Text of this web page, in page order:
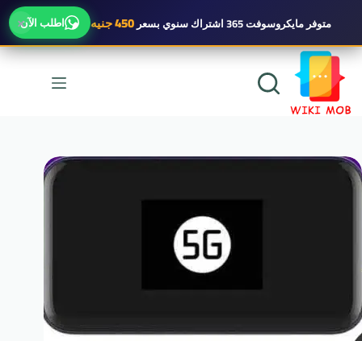
× متوفرمايكروسوفت 365 اشتراك سنوي بسعر450 جنيه اطلب الآن
التجاوز
المحتوى